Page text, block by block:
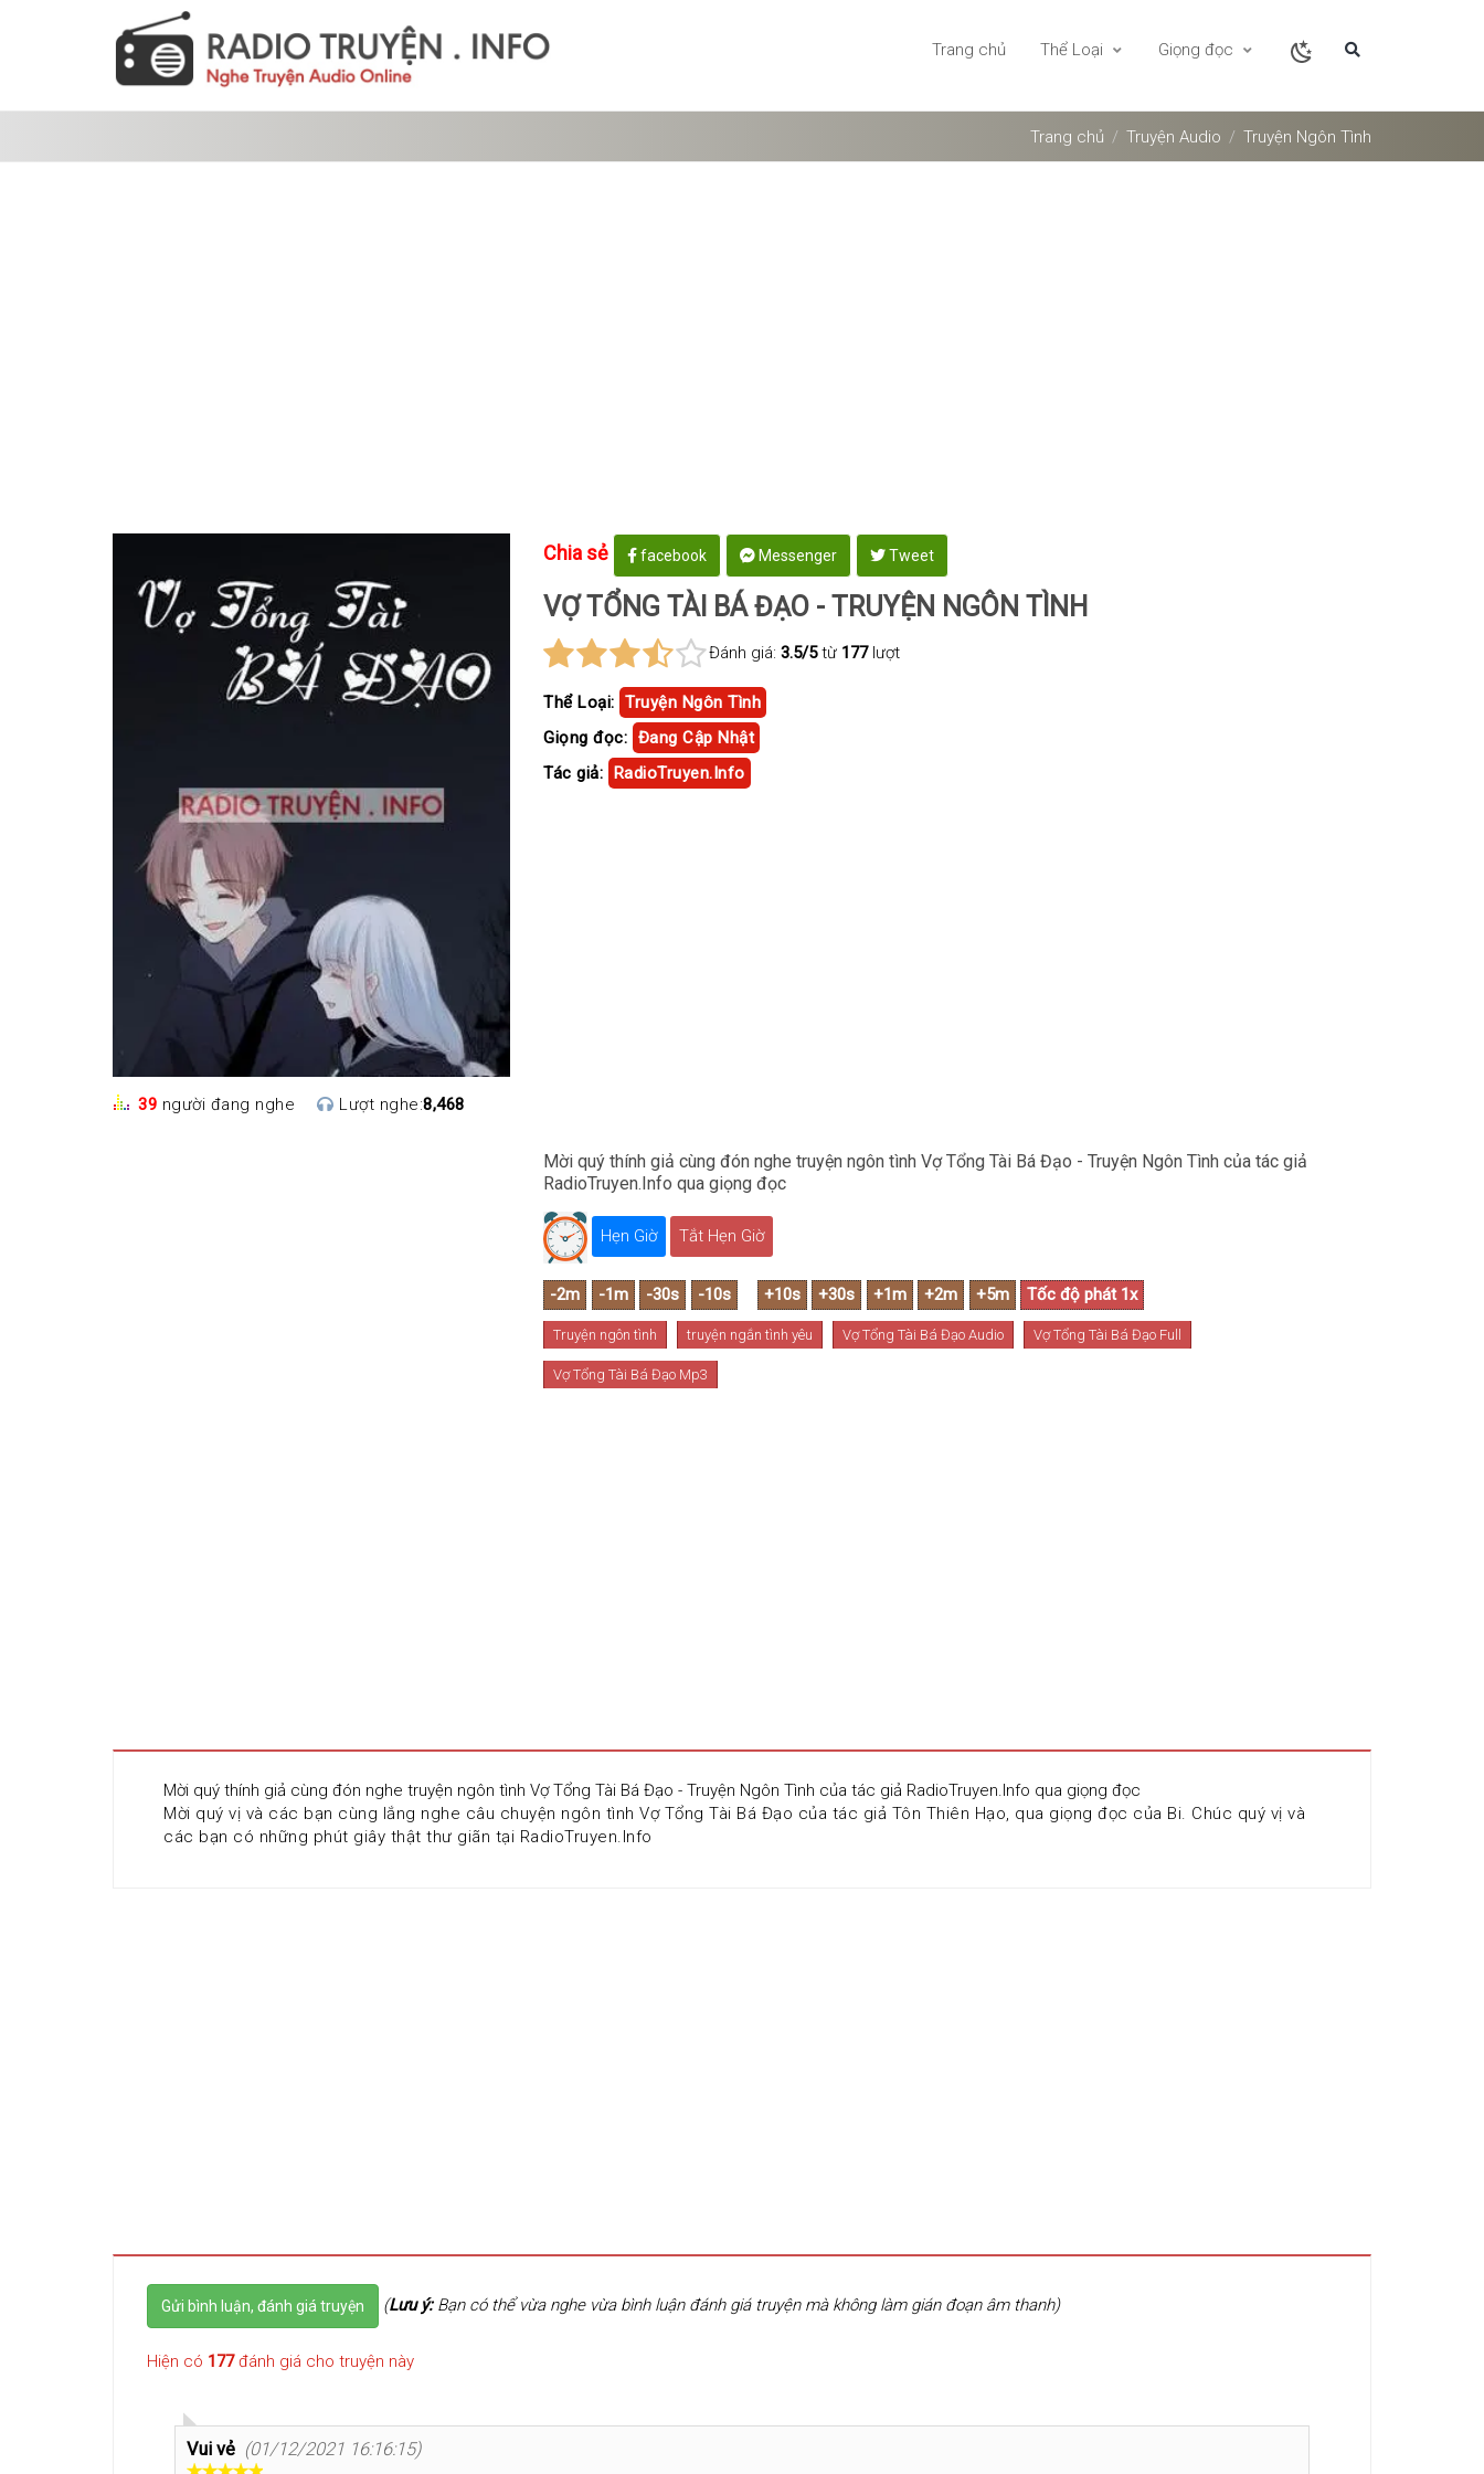
Trang chủ Thể Loại Giọng đọc
Trang chủ Truyện Audio Truyện Ngôn Tình
39 người đang nghe Lượt nghe:8,468
Chia sẻ facebook Messenger Tweet
VỢ TỔNG TÀI BÁ ĐẠO - TRUYỆN NGÔN TÌNH
Đánh giá: 3.5/5từ 177lượt
Thể Loại: Truyện Ngôn Tình
Giọng đọc: Đang Cập Nhật
Tác giả: RadioTruyen.Info
Mời quý thính giả cùng đón nghe truyện ngôn tình Vợ Tổng Tài Bá Đạo - Truyện Ngôn Tình của tác giả
RadioTruyen.Info qua giọng đọc
Hẹn Giờ Tắt Hẹn Giờ
Truyện ngôn tình truyện ngắn tình yêu Vợ Tổng Tài Bá Đạo Audio Vợ Tổng Tài Bá Đạo Full
Vợ Tổng Tài Bá Đạo Mp3
Mời quý thính giả cùng đón nghe truyện ngôn tình Vợ Tổng Tài Bá Đạo - Truyện Ngôn Tình của tác giả RadioTruyen.Info qua giọng đọc
Mời quý vị và các bạn cùng lắng nghe câu chuyện ngôn tình Vợ Tổng Tài Bá Đạo của tác giả Tôn Thiên Hạo, qua giọng đọc của Bi. Chúc quý vị và
các bạn có những phút giây thật thư giãn tại RadioTruyen.Info
Gửi bình luận, đánh giá truyện (Lưu ý:Bạn có thể vừa nghe vừa bình luận đánh giá truyện mà không làm gián đoạn âm thanh)
Hiện có 177đánh giá cho truyện này
Vui vẻ (01/12/2021 16:16:15)